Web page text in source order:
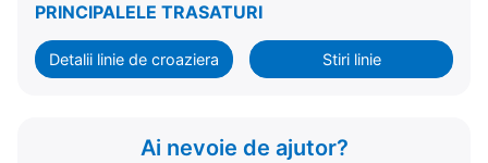
PRINCIPALELE TRASATURI
Detalii linie de croaziera Stiri linie
Ai nevoie de ajutor?